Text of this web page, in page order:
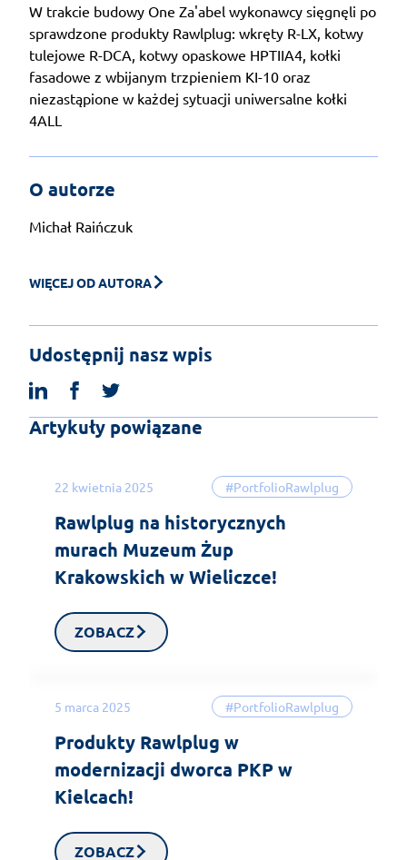
W trakcie budowy One Za'abel wykonawcy sięgnęli po
sprawdzone produkty Rawlplug: wkręty R-LX, kotwy
tulejowe R-DCA, kotwy opaskowe HPTIIA4, kołki
fasadowe z wbijanym trzpieniem KI-10 oraz
niezastąpione w każdej sytuacji uniwersalne kołki
4ALL
O autorze
Michał Raińczuk
WIĘCEJ OD AUTORA
Udostępnij nasz wpis
linkedinfacebook
Artykuły powiązane
22 kwietnia 2025 #PortfolioRawlplug
Rawlplug na historycznych
murach Muzeum Żup
Krakowskich w Wieliczce!
ZOBACZ
5 marca 2025 #PortfolioRawlplug
Produkty Rawlplug w
modernizacji dworca PKP w
Kielcach!
ZOBACZ